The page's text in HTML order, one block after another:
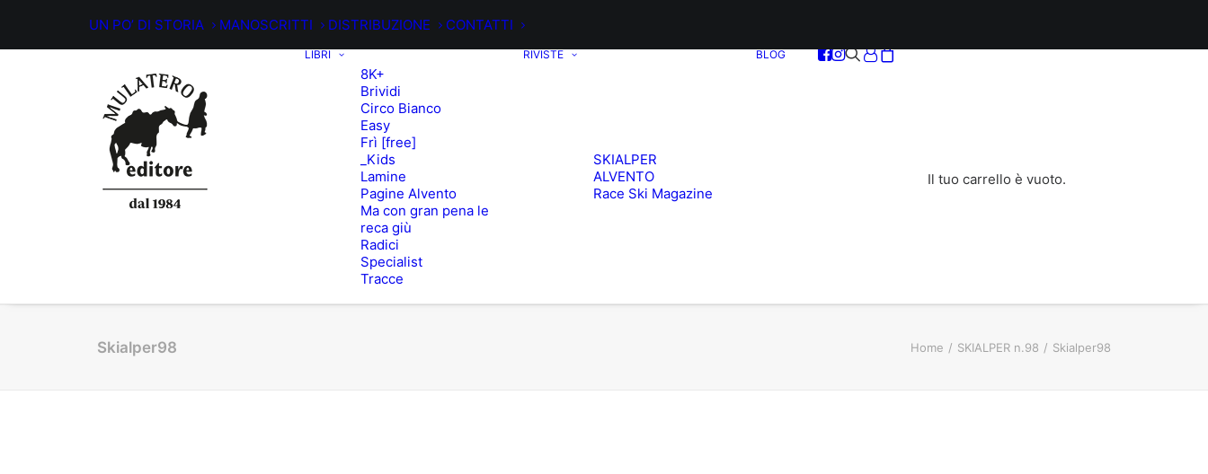
UN PO’ DI STORIA MANOSCRITTI DISTRIBUZIONE CONTATTI
LIBRI
8K+
Brividi
Circo Bianco
Easy
Frì [free]
_Kids
Lamine
Pagine Alvento
Ma con gran pena le
reca giù
Radici
Specialist
Tracce
RIVISTE
SKIALPER
ALVENTO
Race Ski Magazine
BLOG
Il tuo carrello è vuoto.
Skialper98 Home SKIALPER n.98 Skialper98